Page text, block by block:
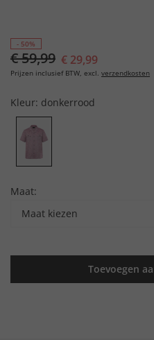
- 50%
€ 59,99 € 29,99
Prijzen inclusief BTW, excl. verzendkosten
Kleur: donkerrood
Maat:
Maat kiezen
Toevoegen